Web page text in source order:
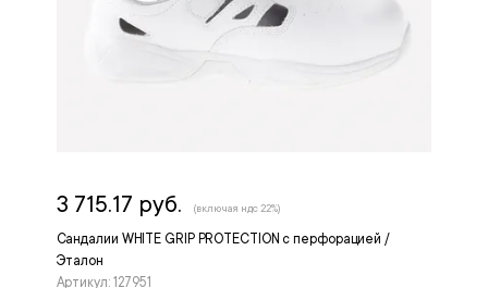
Сандалии WHITE GRIP PROTECTION с перфорацией /
Эталон
Артикул: 127951
3 715.17 руб. (включая ндс 22%)